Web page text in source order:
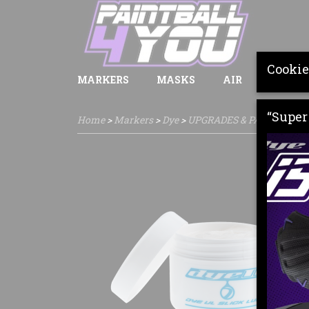
MARKERS MASKS AIR
Home>Markers>Dye> UPGRADES & PARTS>